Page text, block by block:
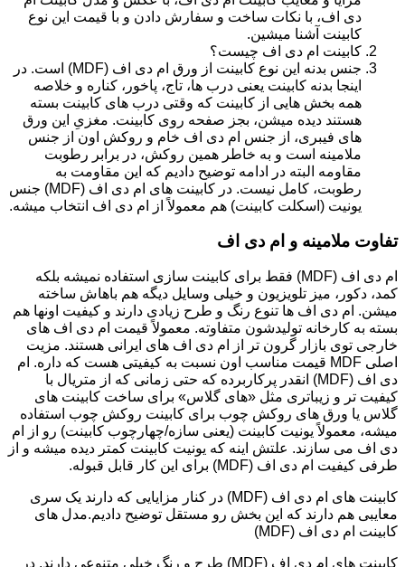
دی اف، با نکات ساخت و سفارش دادن و با قیمت این نوع
کابینت آشنا میشین.
کابینت ام دی اف چیست؟
جنس بدنه این نوع کابینت از ورق ام دی اف (MDF) است. در
اینجا بدنه کابینت یعنی درب ها، تاج، پاخور، کناره و خلاصه
همه بخش هایی از کابینت که وقتی درب های کابینت بسته
هستند دیده میشن، بجز صفحه روی کابینت. مغزیِ این ورق
های فیبری، از جنس ام دی اف خام و روکش اون از جنس
ملامینه است و به خاطر همین روکش، در برابر رطوبت
مقاومه البته در ادامه توضیح دادیم که این مقاومت به
رطوبت، کامل نیست. در کابینت های ام دی اف (MDF) جنس
یونیت (اسکلت کابینت) هم معمولاً از ام دی اف انتخاب میشه.
تفاوت ملامینه و ام دی اف
ام دی اف (MDF) فقط برای کابینت سازی استفاده نمیشه بلکه
کمد، دکور، میز تلویزیون و خیلی وسایل دیگه هم باهاش ساخته
میشن. ام دی اف ها تنوع رنگ و طرح زیادی دارند و کیفیت اونها هم
بسته به کارخانه تولیدشون متفاوته. معمولاً قیمت ام دی اف های
خارجی توی بازار گرون تر از ام دی اف های ایرانی هستند. مزیت
اصلی MDF قیمت مناسب اون نسبت به کیفیتی هست که داره. ام
دی اف (MDF) انقدر پرکاربرده که حتی زمانی که از متریال با
کیفیت تر و زیباتری مثل «های گلاس» برای ساخت کابینت های
گلاس یا ورق های روکش چوب برای کابینت روکش چوب استفاده
میشه، معمولاً یونیت کابینت (یعنی سازه/چهارچوب کابینت) رو از ام
دی اف می سازند. علتش اینه که یونیت کابینت کمتر دیده میشه و از
طرفی کیفیت ام دی اف (MDF) برای این کار قابل قبوله.
کابینت های ام دی اف (MDF) در کنار مزایایی که دارند یک سری
معایبی هم دارند که این بخش رو مستقل توضیح دادیم.مدل های
کابینت ام دی اف (MDF)
کابینت های ام دی اف (MDF) طرح و رنگ خیلی متنوعی دارند. در